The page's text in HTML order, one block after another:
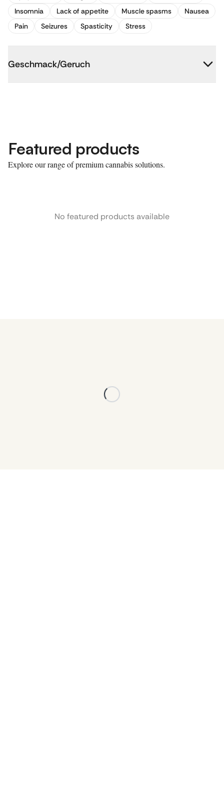
Insomnia
Lack of appetite Muscle spasms
Nausea
Pain
Seizures Spasticity Stress
Geschmack/Geruch
Featured products
Explore our range of premium cannabis solutions.
No featured products available